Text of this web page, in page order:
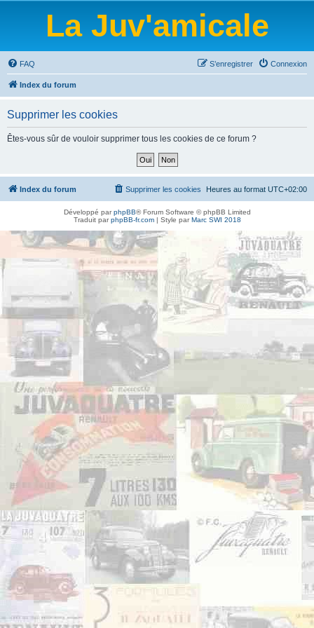
La Juv'amicale
FAQ Connexion
S’enregistrer
Index du forum
Supprimer les cookies
Êtes-vous sûr de vouloir supprimer tous les cookies de ce forum ?
Index du forum Heures au format UTC+02:00
Supprimer les cookies
Développé parphpBB® Forum Software © phpBB Limited
Traduit parphpBB-fr.com| Style parMarc SWI 2018